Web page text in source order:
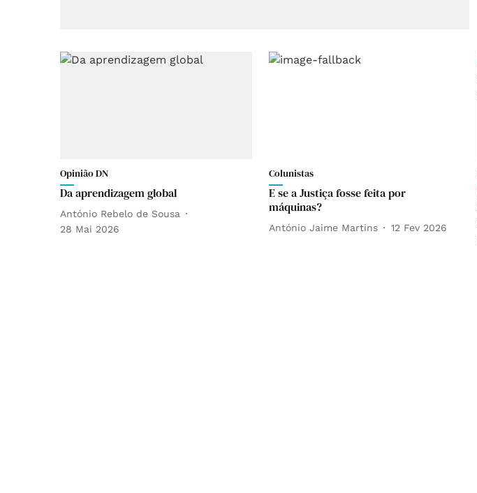
Opinião DN
Da aprendizagem global
António Rebelo de Sousa
28 Mai 2026
Colunistas
E se a Justiça fosse feita por
máquinas?
António Jaime Martins 12 Fev 2026